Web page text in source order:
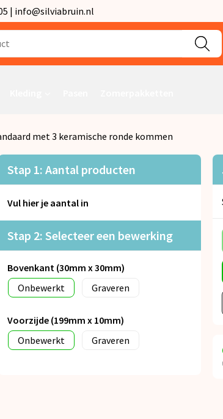
| info@silviabruin.nl
met 3 keramische ronde kommen
Stap 1: Aantal producten
Vul hier je aantal in
Stap 2: Selecteer een bewerking
Bovenkant (30mm x 30mm)
Onbewerkt
Graveren
Voorzijde (199mm x 10mm)
Onbewerkt
Graveren